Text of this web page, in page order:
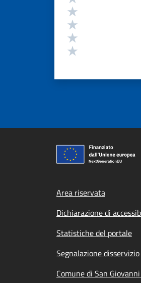
Footer
Area riservata
Dichiarazione di
Statistiche del portale
Segnalazione disservizio
Comune di San